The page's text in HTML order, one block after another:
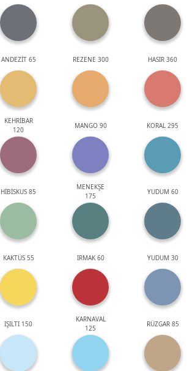
ANDEZİT 65 REZENE 300 HASIR 360
KEHRİBAR
120
MANGO 90 KORAL 295
HİBİSKUS 85
MENEKŞE
175
YUDUM 60
KAKTÜS 55 IRMAK 60 YUDUM 30
IŞILTI 150
KARNAVAL
125
RÜZGAR 85